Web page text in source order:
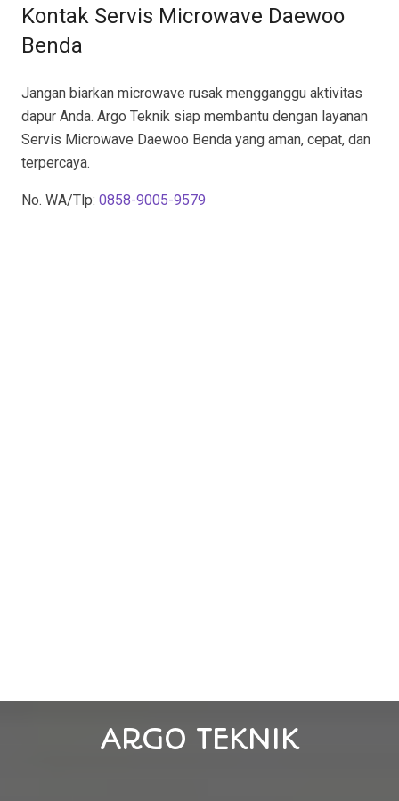
Kontak Servis Microwave Daewoo
Benda
Jangan biarkan microwave rusak mengganggu aktivitas
dapur Anda. Argo Teknik siap membantu dengan layanan
Servis Microwave Daewoo Benda yang aman, cepat, dan
terpercaya.
No. WA/Tlp: 0858-9005-9579
ARGO TEKNIK